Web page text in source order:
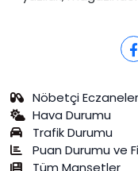
Nöbetçi Eczaneler
Hava Durumu
Trafik Durumu
Puan Durumu ve
Tüm Manşetler